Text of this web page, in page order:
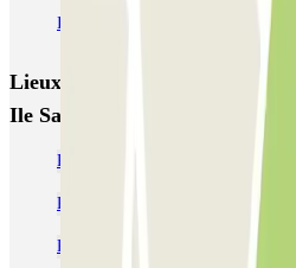
INDIGO Camille Desmoulins
Lieux et événements
Ile Saint Germain
Parking Point du Jour (Boulogne)
Parking à la Porte de Saint-Cloud |
Parking Aquaboulevard à Paris